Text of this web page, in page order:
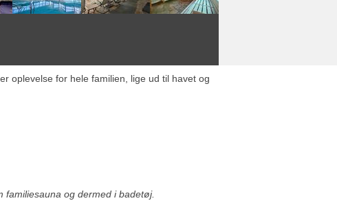
oplevelse for hele familien, lige ud til havet og
og dermed i badetøj.